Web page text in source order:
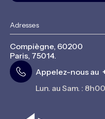
Adresses
Compiègne, 60200
Paris, 75014.
Appelez-nous au
Lun. au Sam. :